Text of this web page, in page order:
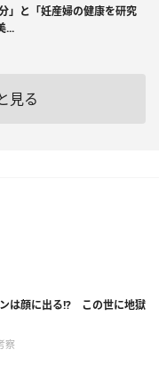
」と「妊産婦の健康を研究
...
見る
は顔に出る!? この世に地獄
察